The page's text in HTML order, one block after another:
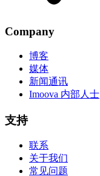
Company
博客
媒体
新闻通讯
Imoova 内部人士
支持
联系
关于我们
常见问题